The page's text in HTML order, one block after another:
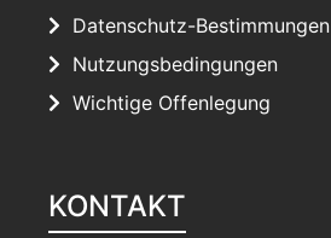
Datenschutz-Bestimmungen
Nutzungsbedingungen
Wichtige Offenlegung
KONTAKT